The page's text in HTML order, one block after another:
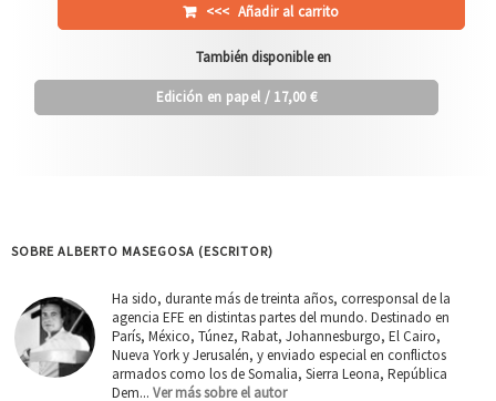
<<< Añadir al carrito
También disponible en
Edición en papel / 17,00 €
SOBRE ALBERTO MASEGOSA (ESCRITOR)
Ha sido, durante más de treinta años, corresponsal de la
agencia EFE en distintas partes del mundo. Destinado en
París, México, Túnez, Rabat, Johannesburgo, El Cairo,
Nueva York y Jerusalén, y enviado especial en conflictos
armados como los de Somalia, Sierra Leona, República
Dem... Ver más sobre el autor